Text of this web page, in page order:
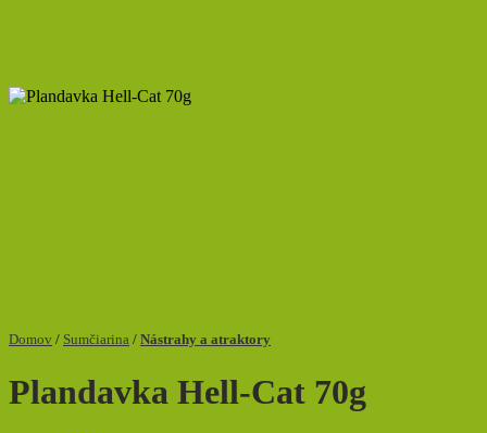
Domov / Sumčiarina / Nástrahy a atraktory
Plandavka Hell-Cat 70g